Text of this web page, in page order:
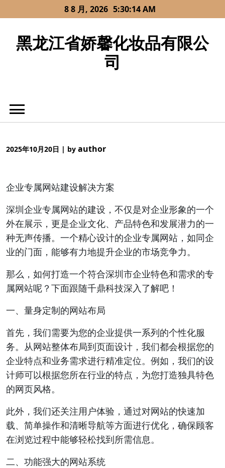
to
8 8 月, 2026 5:30:14 AM
黑龙江省娇馨化妆品有限公
司
2025年10月20日 | by author
企业专属网站建设解决方案
深圳企业专属网站的建设，不仅是对企业形象的一个
外在展示，更是企业文化、产品特色和发展潜力的一
种无声传播。一个精心设计的企业专属网站，如同企
业的门面，能够有力地提升企业的市场竞争力。
那么，如何打造一个符合深圳市企业特色和需求的专
属网站呢？下面跟随千鼎科技深入了解吧！
一、量身定制的网站布局
首先，我们需要为您的企业提供一系列的个性化服
务。从网站整体布局到页面设计，我们都会根据您的
企业特点和业务需求进行精准定位。例如，我们的设
计师可以根据您所在行业的特点，为您打造独具特色
的网页风格。
此外，我们还关注用户体验，通过对网站的快速加
载、简单操作和清晰导航等方面进行优化，确保顾客
在浏览过程中能够轻松找到所需信息。
二、功能强大的网站系统